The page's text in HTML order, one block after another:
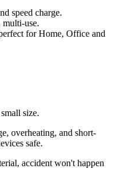
speed charge.
use.
for Home, Office and
size.
overheating, and short-
safe.
accident won't happen